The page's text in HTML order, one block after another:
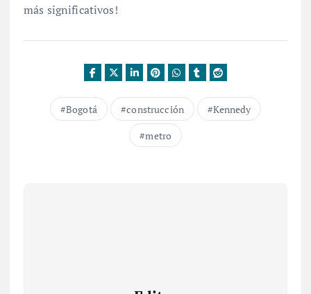
más significativos!
Bogotá construcción
Kennedy
metro